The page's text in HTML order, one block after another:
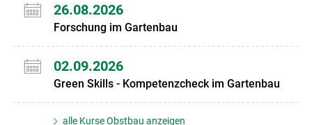
26.08.2026
Forschung im Gartenbau
02.09.2026
Green Skills - Kompetenzcheck im Gartenbau
alle Kurse Obstbau anzeigen